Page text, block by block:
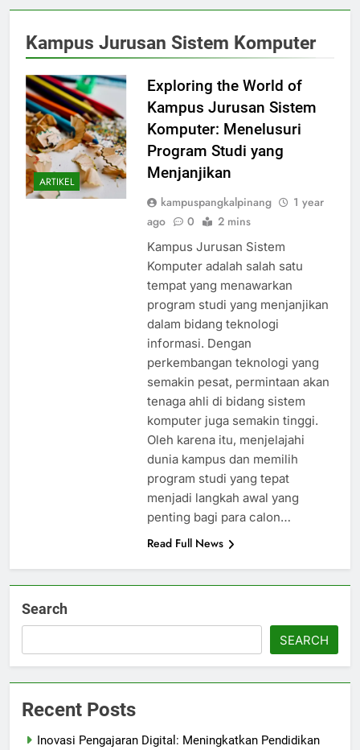
Kampus Jurusan Sistem Komputer
ARTIKEL
Exploring the World of
Kampus Jurusan Sistem
Komputer: Menelusuri
Program Studi yang
Menjanjikan
kampuspangkalpinang
1 year
ago
0 2 mins
Kampus Jurusan Sistem
Komputer adalah salah satu
tempat yang menawarkan
program studi yang menjanjikan
dalam bidang teknologi
informasi. Dengan
perkembangan teknologi yang
semakin pesat, permintaan akan
tenaga ahli di bidang sistem
komputer juga semakin tinggi.
Oleh karena itu, menjelajahi
dunia kampus dan memilih
program studi yang tepat
menjadi langkah awal yang
penting bagi para calon…
Read Full News
Search
SEARCH
Recent Posts
Inovasi Pengajaran Digital: Meningkatkan Pendidikan